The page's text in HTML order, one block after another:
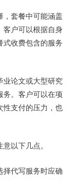
，套餐中可能涵盖
客户可以根据自身
式收费包含的服务
业论文或大型研究
务。客户可以在项
性支付的压力，也
以下几点。
择代写服务时应确